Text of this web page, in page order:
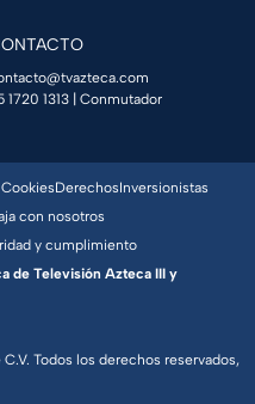
1720 1313 | Conmutador
Todos los derechos reservados,
DerechosInversionistas
con nosotros
y cumplimiento
de Televisión Azteca III y